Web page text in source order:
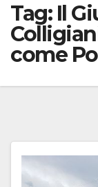
Tag: Il
come